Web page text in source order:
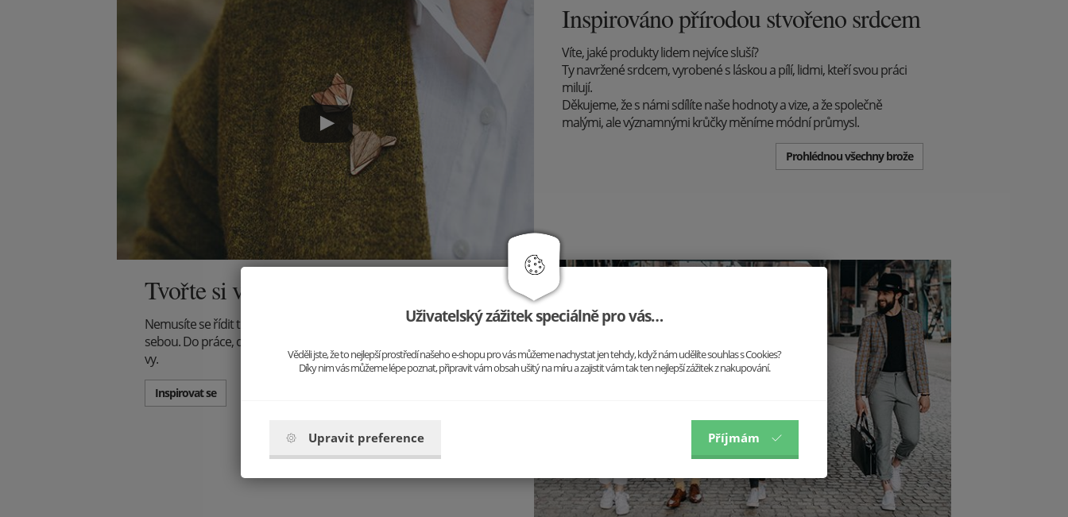
Inspirováno přírodou stvořeno srdcem
Víte, jaké produkty lidem nejvíce sluší?
Ty navržené srdcem, vyrobené s láskou a pílí, lidmi, kteří svou práci
milují.
Děkujeme, že s námi sdílíte naše hodnoty a vize, a že společně
malými, ale významnými krůčky měníme módní průmysl.
Prohlédnou všechny brože
Tvořte si vlastní styl
Nemusíte se řídit trendy, tvořte je! Vystupte z řady a buďte sami
sebou. Do práce, do společnosti, na večeři - jiný outfit, ale stále jste to
vy.
Inspirovat se
Uživatelský zážitek speciálně pro vás…
Věděli jste, že to nejlepší prostředí našeho e-shopu pro vás můžeme nachystat jen tehdy, když nám udělíte souhlas s Cookies?
Díky nim vás můžeme lépe poznat, připravit vám obsah ušitý na míru a zajistit vám tak ten nejlepší zážitek z nakupování.
Upravit preference Příjmám